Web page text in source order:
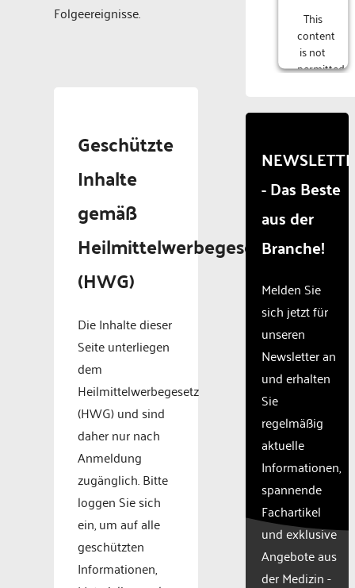
Folgeereignisse.
Geschützte
Inhalte
gemäß
Heilmittelwerbegesetz
(HWG)
Die Inhalte dieser
Seite unterliegen
dem
Heilmittelwerbegesetz
(HWG) und sind
daher nur nach
Anmeldung
zugänglich. Bitte
loggen Sie sich
ein, um auf alle
geschützten
Informationen,
This
content
is not
permitted
due to
that
are
not
disclosed
to the
The
owner
needs
to
setup
the
site
with
CMP
to add
content
to the
list of
used.
Powered
- Das Beste
aus der
Branche!
Melden Sie
sich jetzt für
unseren
Newsletter an
und erhalten
Sie
regelmäßig
aktuelle
Informationen,
spannende
Fachartikel
und exklusive
Angebote aus
der Medizin -